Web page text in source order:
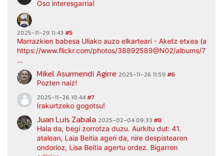
Oso interesgarria!
2025-11-29 11:43 #5
Marrazkien babesa Uliako auzo elkarteari - Aketz etxea
https://www.flickr.com/photos/38892589@N02/albums/
...
Mikel Asurmendi Agirre 2025-11-26 11:59 #6
Pozten naiz!
2025-11-26 10:44#7
Irakurtzeko gogotsu!
Juan Luis Zabala 2025-02-04 09:33 #8
Hala da, begi zorrotza duzu. Aurkitu dut: 41.
atalean, Laia Beitia ageri da, nire despistearen
ondorioz, Lisa Beitia agertu ordez. Bigarren